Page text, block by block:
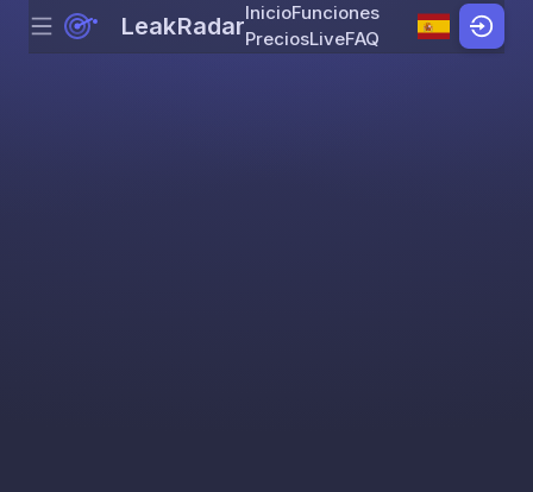
Skip to content
Menu LeakRadarInicioFunciones
PreciosLiveFAQ